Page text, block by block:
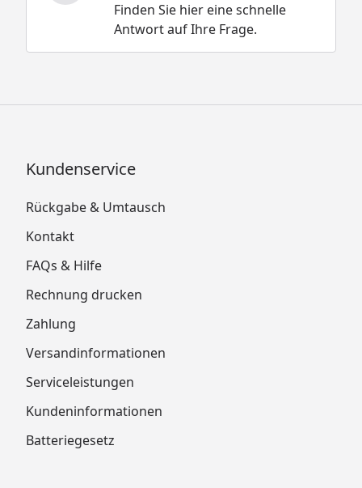
Finden Sie hier eine schnelle
Antwort auf Ihre Frage.
Kundenservice
Rückgabe & Umtausch
Kontakt
FAQs & Hilfe
Rechnung drucken
Zahlung
Versandinformationen
Serviceleistungen
Kundeninformationen
Batteriegesetz